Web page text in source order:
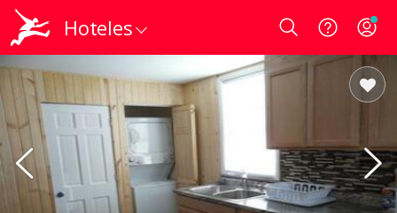
Hoteles Login